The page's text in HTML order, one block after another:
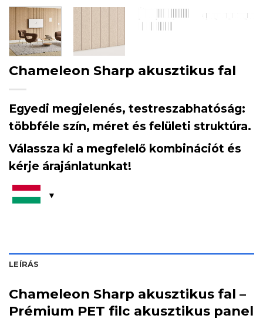
Chameleon Sharp akusztikus fal
Egyedi megjelenés, testreszabhatóság:
többféle szín, méret és felületi struktúra.
Válassza ki a megfelelő kombinációt és
kérje árajánlatunkat!
LEÍRÁS
Chameleon Sharp akusztikus fal –
Prémium PET filc akusztikus panel